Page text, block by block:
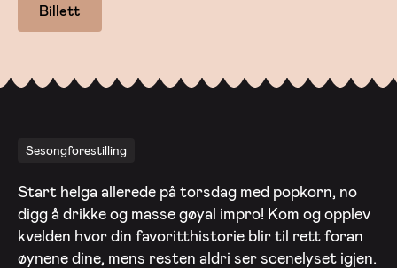
Billett
Sesongforestilling
Start helga allerede på torsdag med popkorn, no
digg å drikke og masse gøyal impro! Kom og opplev
kvelden hvor din favoritthistorie blir til rett foran
øynene dine, mens resten aldri ser scenelyset igjen.